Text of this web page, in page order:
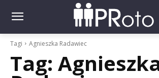
Tagi Agnieszka Radawiec
Tag: